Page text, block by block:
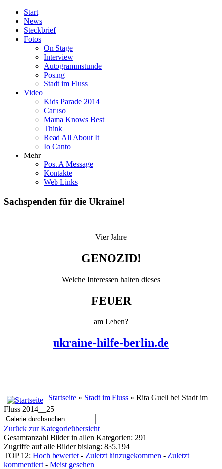
Start
News
Steckbrief
Fotos
On Stage
Interview
Autogrammstunde
Posing
Stadt im Fluss
Video
Kids Parade 2014
Caruso
Mama Knows Best
Think
Read All About It
Io Canto
Mehr
Post A Message
Kontakte
Web Links
Sachspenden für die Ukraine!
Vier Jahre
GENOZID!
Welche Interessen halten dieses
FEUER
am Leben?
ukraine-hilfe-berlin.de
Startseite » Stadt im Fluss » Rita Gueli bei Stadt im
Fluss 2014__25
Zurück zur Kategorieübersicht
Gesamtanzahl Bilder in allen Kategorien: 291
Zugriffe auf alle Bilder bislang: 835.194
TOP 12: Hoch bewertet - Zuletzt hinzugekommen - Zuletzt
kommentiert - Meist gesehen